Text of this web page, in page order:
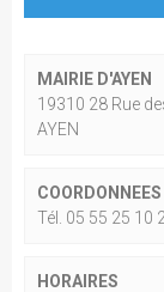
MAIRIE D'AYEN
19310 28 Rue
AYEN
COORDONNEES
Tél. 05 55 25 10
HORAIRES